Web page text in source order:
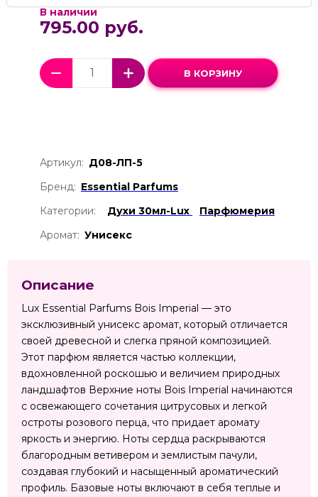
В наличии
795.00 руб.
В КОРЗИНУ
Артикул: Д08-ЛП-5
Бренд: Essential Parfums
Категории:
Духи 30мл-Lux
Парфюмерия
Аромат: Унисекс
Описание
Lux Essential Parfums Bois Imperial — это
эксклюзивный унисекс аромат, который отличается
своей древесной и слегка пряной композицией.
Этот парфюм является частью коллекции,
вдохновленной роскошью и величием природных
ландшафтов Верхние ноты Bois Imperial начинаются
с освежающего сочетания цитрусовых и легкой
остроты розового перца, что придает аромату
яркость и энергию. Ноты сердца раскрываются
благородным ветивером и землистым пачули,
создавая глубокий и насыщенный ароматический
профиль. Базовые ноты включают в себя теплые и